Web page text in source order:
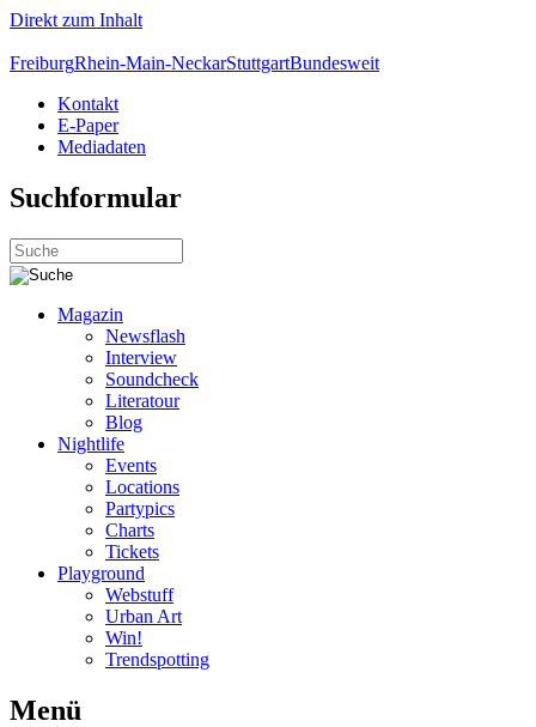
Direkt zum Inhalt
FreiburgRhein-Main-NeckarStuttgartBundesweit
Kontakt
E-Paper
Mediadaten
Suchformular
Magazin
Newsflash
Interview
Soundcheck
Literatour
Blog
Nightlife
Events
Locations
Partypics
Charts
Tickets
Playground
Webstuff
Urban Art
Win!
Trendspotting
Menü